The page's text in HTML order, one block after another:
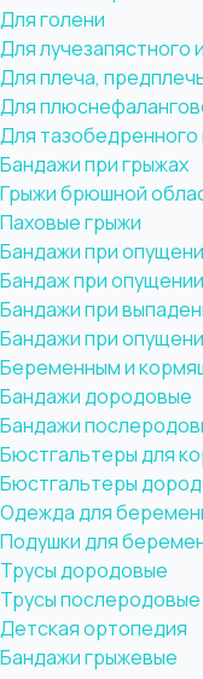
Для голени
Для лучезапястного
Для плеча,
Для
Для тазобедренного
Бандажи при грыжах
Грыжи брюшной
Паховые грыжи
Бандажи при
Бандаж при
Бандажи при
Бандажи при
Беременным и
Бандажи дородовые
Бандажи
Бюстгальтеры для
Бюстгальтеры
Одежда для
Подушки для
Трусы дородовые
Трусы послеродовые
Детская ортопедия
Бандажи грыжевые